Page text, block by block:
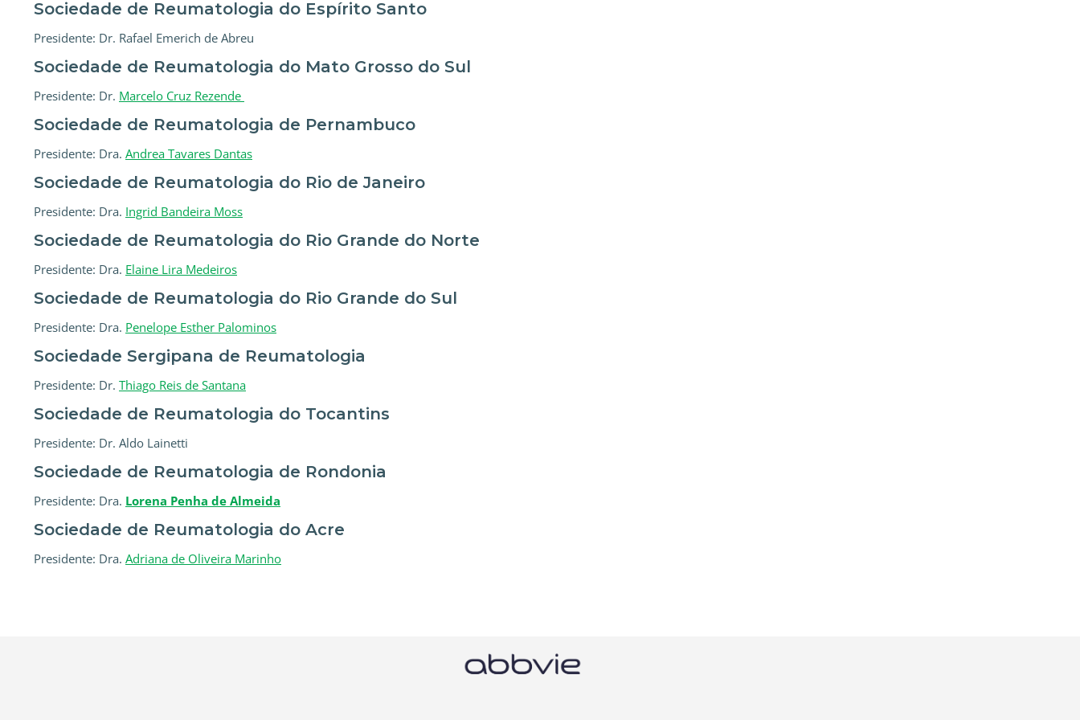
Sociedade de Reumatologia do Espírito Santo
Presidente: Dr. Rafael Emerich de Abreu
Sociedade de Reumatologia do Mato Grosso do Sul
Presidente: Dr. Marcelo Cruz Rezende
Sociedade de Reumatologia de Pernambuco
Presidente: Dra. Andrea Tavares Dantas
Sociedade de Reumatologia do Rio de Janeiro
Presidente: Dra. Ingrid Bandeira Moss
Sociedade de Reumatologia do Rio Grande do Norte
Presidente: Dra. Elaine Lira Medeiros
Sociedade de Reumatologia do Rio Grande do Sul
Presidente: Dra. Penelope Esther Palominos
Sociedade Sergipana de Reumatologia
Presidente: Dr. Thiago Reis de Santana
Sociedade de Reumatologia do Tocantins
Presidente: Dr. Aldo Lainetti
Sociedade de Reumatologia de Rondonia
Presidente: Dra. Lorena Penha de Almeida
Sociedade de Reumatologia do Acre
Presidente: Dra. Adriana de Oliveira Marinho